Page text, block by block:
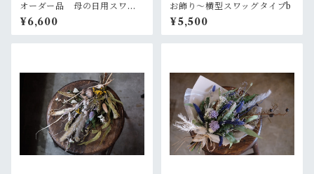
オーダー品 母の日用スワッ
グ2個セット
¥6,600
お飾り〜横型スワッグタイプb
¥5,500